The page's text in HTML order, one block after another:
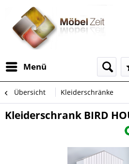
Menü
Übersicht Kleiderschränke
Kleiderschrank BIRD